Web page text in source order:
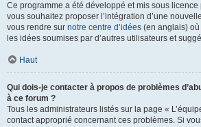
Ce programme a été développé et mis sous licence
vous souhaitez proposer l’intégration d’une
vous rendre sur notre centre d’idées (en anglais)
les idées soumises par d’autres utilisateurs et
Haut
Qui dois-je contacter à propos de problèmes
à ce forum ?
Tous les administrateurs listés sur la page «
contact approprié concernant ces problèmes. Si